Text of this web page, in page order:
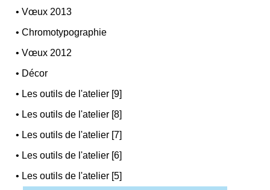
•Vœux 2013
•Chromotypographie
•Vœux 2012
• Décor
• Les outils de l'atelier [9]
• Les outils de l'atelier [8]
• Les outils de l'atelier [7]
• Les outils de l'atelier [6]
• Les outils de l'atelier [5]